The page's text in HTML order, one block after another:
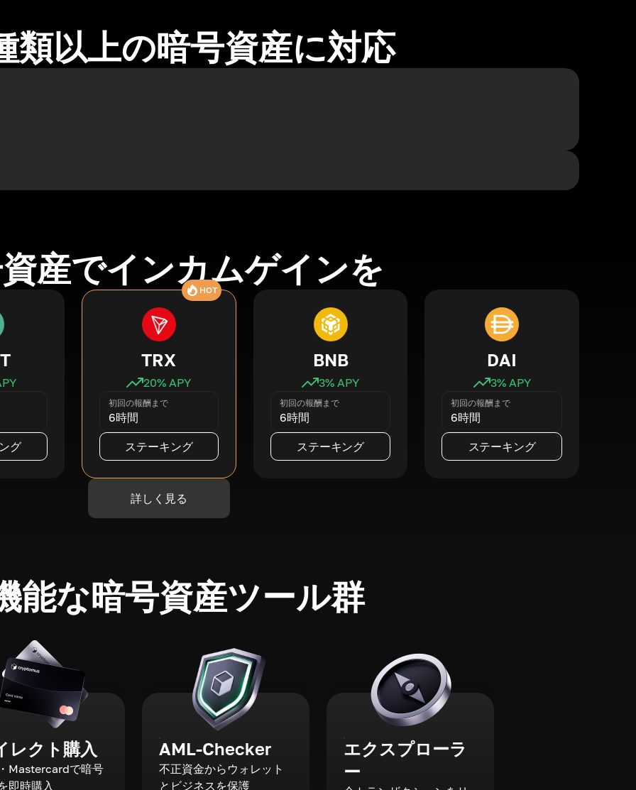
類以上の暗号資産に対応
産でインカムゲインを
グ
HOT
TRX
20% APY
初回の報酬まで
6時間
ステーキング
BNB
3% APY
初回の報酬まで
6時間
ステーキング
DAI
3% APY
初回の報酬まで
6時間
ステーキング
詳しく見る
能な暗号資産ツール群
レクト購入
Mastercardで暗号
即時購入
AML-Checker
不正資金からウォレット
とビジネスを保護
エクスプローラ
ー